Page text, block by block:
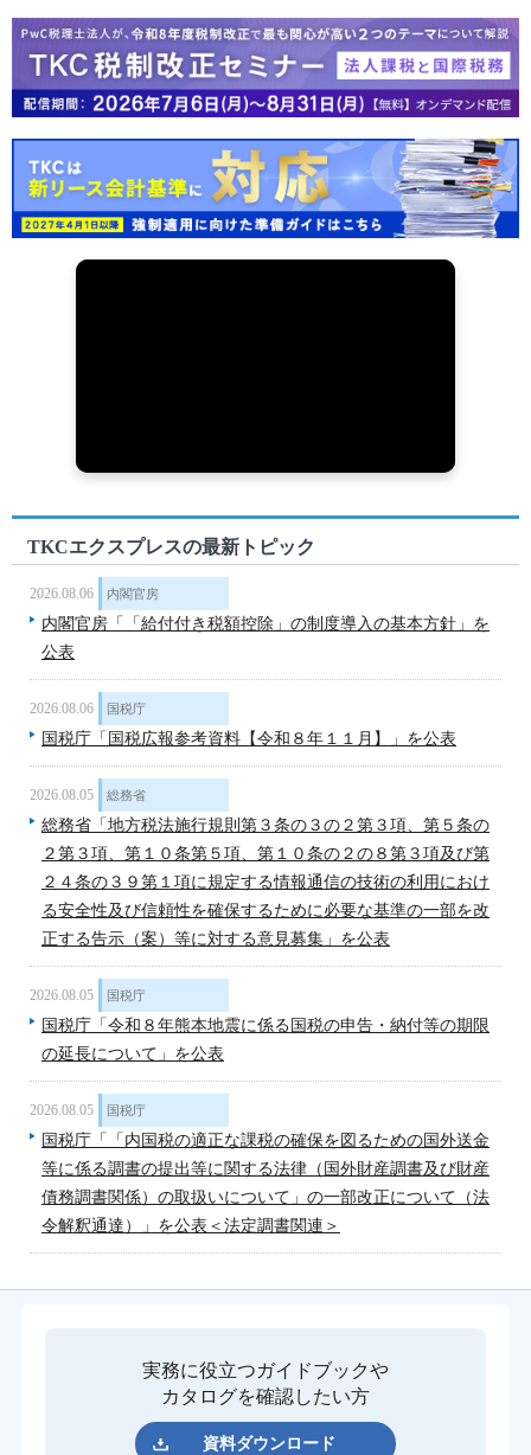
TKCエクスプレスの最新トピック
2026.08.06 内閣官房
内閣官房「「給付付き税額控除」の制度導入の基本方針」を
公表
2026.08.06 国税庁
国税庁「国税広報参考資料【令和８年１１月】」を公表
2026.08.05 総務省
総務省「地方税法施行規則第３条の３の２第３項、第５条の
２第３項、第１０条第５項、第１０条の２の８第３項及び第
２４条の３９第１項に規定する情報通信の技術の利用におけ
る安全性及び信頼性を確保するために必要な基準の一部を改
正する告示（案）等に対する意見募集」を公表
2026.08.05 国税庁
国税庁「令和８年熊本地震に係る国税の申告・納付等の期限
の延長について」を公表
2026.08.05 国税庁
国税庁「「内国税の適正な課税の確保を図るための国外送金
等に係る調書の提出等に関する法律（国外財産調書及び財産
債務調書関係）の取扱いについて」の一部改正について（法
令解釈通達）」を公表＜法定調書関連＞
実務に役立つガイドブックや
カタログを確認したい方
資料ダウンロード